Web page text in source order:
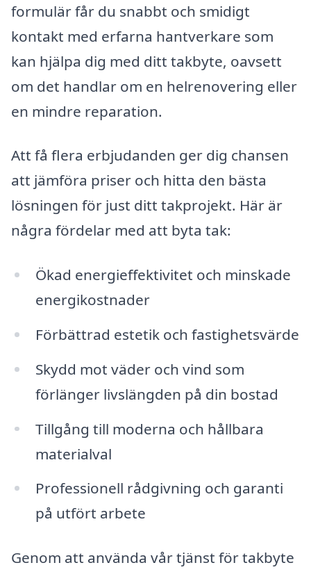
formulär får du snabbt och smidigt
kontakt med erfarna hantverkare som
kan hjälpa dig med ditt takbyte, oavsett
om det handlar om en helrenovering eller
en mindre reparation.
Att få flera erbjudanden ger dig chansen
att jämföra priser och hitta den bästa
lösningen för just ditt takprojekt. Här är
några fördelar med att byta tak:
Ökad energieffektivitet och minskade
energikostnader
Förbättrad estetik och fastighetsvärde
Skydd mot väder och vind som
förlänger livslängden på din bostad
Tillgång till moderna och hållbara
materialval
Professionell rådgivning och garanti
på utfört arbete
Genom att använda vår tjänst för takbyte